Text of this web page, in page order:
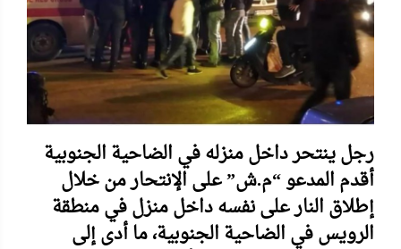
رجل ينتحر داخل منزله في الضاحية الجنوبية
أقدم المدعو “م.ش” على الإنتحار من خلال
إطلاق النار على نفسه داخل منزل في منطقة
الرويس في الضاحية الجنوبية، ما أدى إلى